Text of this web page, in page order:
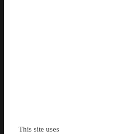
This site uses